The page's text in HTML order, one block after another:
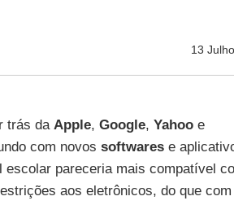
13
trás da Apple, Google, Yahooe
com novos softwarese
pareceria mais compatível
aos eletrônicos, do que com